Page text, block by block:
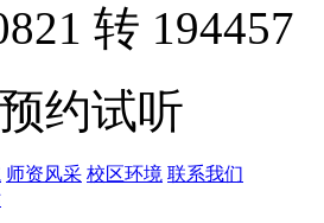
转 194457
预约试听
师资风采 校区环境 联系我们